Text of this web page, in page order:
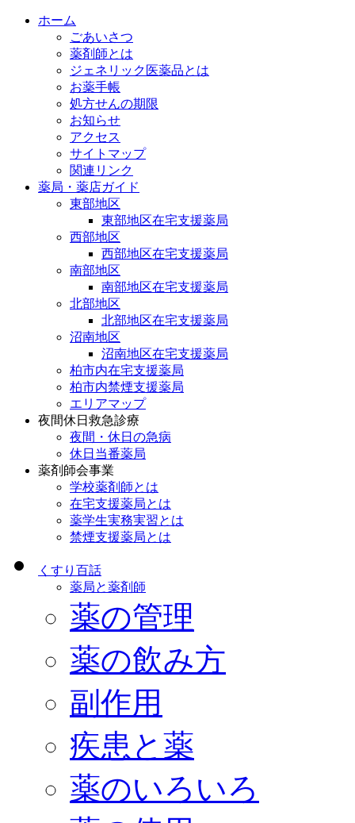
ホーム
ごあいさつ
薬剤師とは
ジェネリック医薬品とは
お薬手帳
処方せんの期限
お知らせ
アクセス
サイトマップ
関連リンク
薬局・薬店ガイド
東部地区
東部地区在宅支援薬局
西部地区
西部地区在宅支援薬局
南部地区
南部地区在宅支援薬局
北部地区
北部地区在宅支援薬局
沼南地区
沼南地区在宅支援薬局
柏市内在宅支援薬局
柏市内禁煙支援薬局
エリアマップ
夜間休日救急診療
夜間・休日の急病
休日当番薬局
薬剤師会事業
学校薬剤師とは
在宅支援薬局とは
薬学生実務実習とは
禁煙支援薬局とは
くすり百話
薬局と薬剤師
薬の管理
薬の飲み方
副作用
疾患と薬
薬のいろいろ